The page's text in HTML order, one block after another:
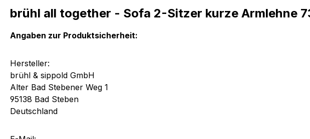
brühl all together - Sofa 2-Sitzer kurze Armlehne
Angaben zur Produktsicherheit:
Hersteller:
brühl & sippold GmbH
Alter Bad Stebener Weg 1
95138 Bad Steben
Deutschland